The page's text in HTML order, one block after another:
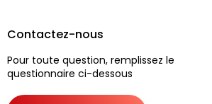
Contactez-nous
Pour toute question, remplissez le
questionnaire ci-dessous